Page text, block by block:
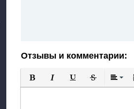
Отзывы и комментарии:
Полужирный
КурсивПодчеркнутый
Зачеркнутый